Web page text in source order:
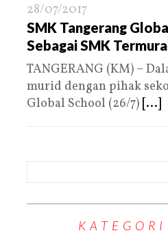
28/07/2017
SMK Tangerang
Sebagai SMK
TANGERANG (KM) –
murid dengan pihak
Global School (26/7) [...]